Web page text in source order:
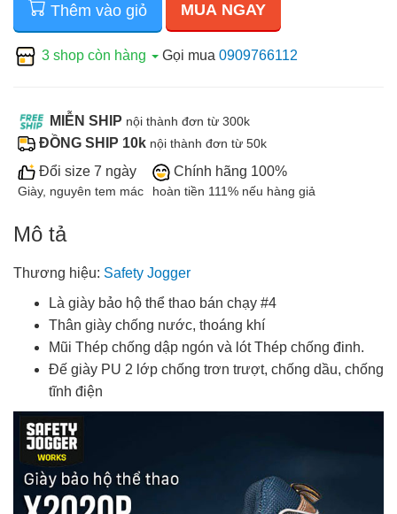
Thêm vào giỏ MUA NGAY
3 shop còn hàng Gọi mua 0909766112
MIỄN SHIP nội thành đơn từ 300k
ĐỒNG SHIP 10k nội thành đơn từ 50k
Đổi size 7 ngày
Giày, nguyên tem mác
Chính hãng 100%
hoàn tiền 111% nếu hàng giả
Mô tả
Thương hiệu: Safety Jogger
Là giày bảo hộ thể thao bán chạy #4
Thân giày chống nước, thoáng khí
Mũi Thép chống dập ngón và lót Thép chống đinh.
Đế giày PU 2 lớp chống trơn trượt, chống dầu, chống
tĩnh điện